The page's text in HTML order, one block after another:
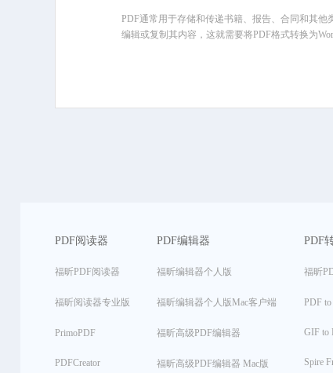
​PDF通常用于存储和传递书籍、报告、合同和其
编辑或复制其内容，这就需要将PDF格式转换为
PDF阅读器
福昕PDF阅读器
福昕阅读器专业版
PrimoPDF
PDFCreator
PDF编辑器
福昕编辑器个人版
福昕编辑器个人版Mac客户端
福昕高级PDF编辑器
福昕高级PDF编辑器 Mac版
PDF
福昕
PDF to
GIF to
Spire